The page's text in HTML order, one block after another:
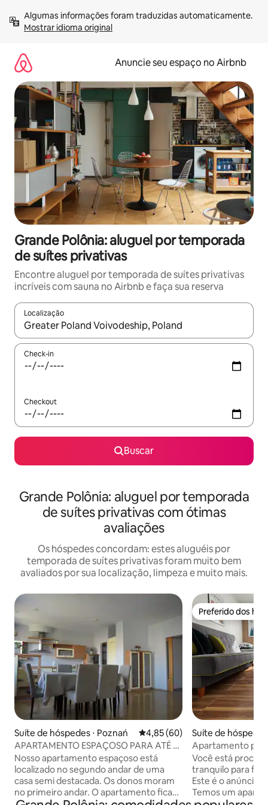
para
Mostrar idioma original
Anuncie seu espaço no Airbnb
Grande Polônia: aluguel por temporada
de suítes privativas
Encontre aluguel por temporada de suítes privativas
incríveis com sauna no Airbnb e faça sua reserva
Localização
Quando os resultados estiverem disponíveis, explore-os
Check-in
Checkout
Buscar
Grande Polônia: aluguel por temporada
de suítes privativas com ótimas
avaliações
Os hóspedes concordam: estes aluguéis por
temporada de suítes privativas foram muito bem
avaliados por sua localização, limpeza e muito mais.
Suíte de hóspedes ⋅ Poznań 4,85 de uma avaliação média
4,85 (60)
APARTAMENTO ESPAÇOSO PARA ATÉ 8
PESSOAS
Nosso apartamento espaçoso está
localizado no segundo andar de uma
casa semi destacada. Os donos moram
no primeiro andar. O apartamento fica
Preferido dos
Preferido dos
Suíte de
Apartamento
estacionamento
Você está
tranquilo para
Este é o anúncio
Temos um